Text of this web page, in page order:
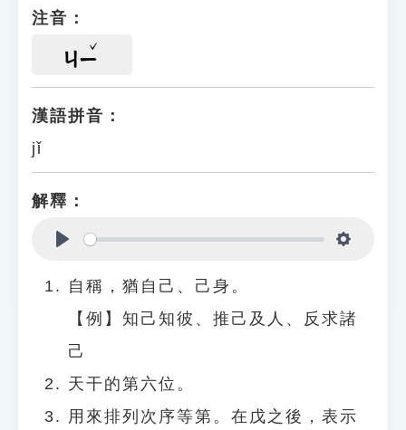
注音：
ㄐㄧ
漢語拼音：
jǐ
解釋：
自稱，猶自己、己身。
【例】知己知彼、推己及人、反求諸
己
天干的第六位。
用來排列次序等第。在戊之後，表示